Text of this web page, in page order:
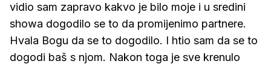
vidio sam zapravo kakvo je bilo moje i u sredini
showa dogodilo se to da promijenimo partnere.
Hvala Bogu da se to dogodilo. I htio sam da se to
dogodi baš s njom. Nakon toga je sve krenulo